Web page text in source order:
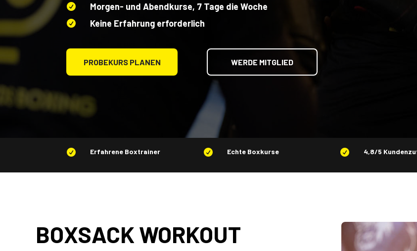
 Morgen- und Abendkurse, 7 Tage die Woche
 Keine Erfahrung erforderlich
PROBEKURS PLANEN WERDE MITGLIED
 Erfahrene Boxtrainer  Echte Boxkurse  4,8/5
BOXSACK WORKOUT